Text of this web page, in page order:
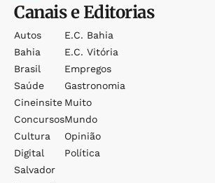
Canais e Editorias
Autos
Bahia
Brasil
Saúde
Cineinsite
Concursos
Cultura
Digital
Salvador
E.c. Bahia
E.c. Vitória
Empregos
Gastronomia
Muito
Mundo
Opinião
Política